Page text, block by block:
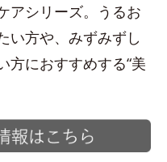
アシリーズ。うるお
い方や、みずみずし
方におすすめする“美